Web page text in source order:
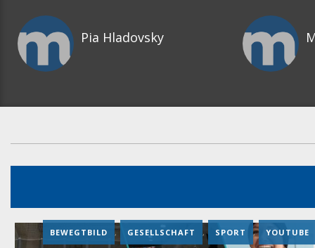
Pia Hladovsky
BEWEGTBILD , GESELLSCHAFT , SPORT , YOUTUBE